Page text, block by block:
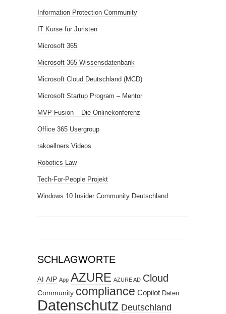
Information Protection Community
IT Kurse für Juristen
Microsoft 365
Microsoft 365 Wissensdatenbank
Microsoft Cloud Deutschland (MCD)
Microsoft Startup Program – Mentor
MVP Fusion – Die Onlinekonferenz
Office 365 Usergroup
rakoellners Videos
Robotics Law
Tech-For-People Projekt
Windows 10 Insider Community Deutschland
SCHLAGWORTE
AI AIP App AZURE AZURE AD Cloud
Community compliance Copilot Daten
Datenschutz Deutschland